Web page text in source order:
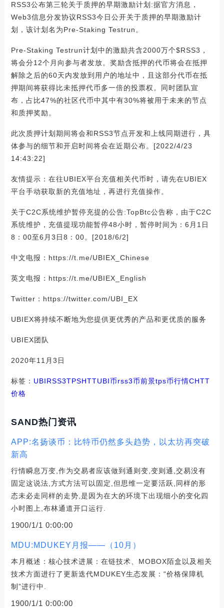
RSS3公布第三轮关于质押的早期激励计划:据官方消息，
Web3信息分发协议RSS3今日公开关于质押的早期激励计
划，该计划名为Pre-Staking Testrun。
Pre-Staking Testrun计划中的激励共含2000万个$RSS3，
将会分12个月向参与者发放。奖励含抵押的代币将会在抵押
解除之后的60天内发放到用户的地址中，且这部分代币在抵
押期间将获得比未抵押代币多一倍的投票权。同时团队宣
布，占比47%的社区代币中其中有30%将被用于未来的节点
和质押奖励。
此次质押计划期间将会和RSS3节点开发和上线同期进行，具
体参与的细节和开启时间将会在近期公布。[2022/4/23
14:43:22]
友情提示：在往UBIEX平台充值相关代币时，请先在UBIEX
平台手动获取新的充值地址，再进行充值操作。
关于C2C系统维护暂停充提的公告:TopBtc公告称，由于C2C
系统维护，充值提现功能暂停48小时，暂停时间为：6月1日
8：00至6月3日8：00。[2018/6/2]
中文电报：https://t.me/UBIEX_Chinese
英文电报：https://t.me/UBIEX_English
Twitter：https://twitter.com/UBI_EX
UBIEX将持续不断地为您提供更优秀的产品和更优质的服务
UBIEX团队
2020年11月3日
标签： UBIRSS3TPSHTTUBI币rss3币前景tps币行情CHTT
价格
SAND热门资讯
APP:名扬谈币：比特币仍然多头趋势，以太坊再突破
新高
行情瞬息万变,作为交易者应该做到通则变,变则通,交易没有
固定这说法,方式方法可以固定,但思维一定要活跃,同样的形
态未必走同样的走势,是因为在大的环境下出现细小的变化四
小时图上,布林通道开口运行.
1900/1/1 0:00:00
MDU:MDUKEY月报——（10月）
本月概述：核心技术进展：在链技术、MOBOX陌盒以及相关
技术方面进行了更新迭代MDUKEY生态发展：“价格保障机
制”进行中.
1900/1/1 0:00:00